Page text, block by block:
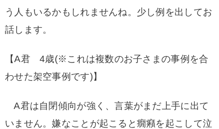
う人もいるかもしれませんね。少し例を出してお
話します。
【A君 4歳(※これは複数のお子さまの事例を合
わせた架空事例です)】
A君は自閉傾向が強く、言葉がまだ上手に出て
いません。嫌なことが起こると癇癪を起こして泣